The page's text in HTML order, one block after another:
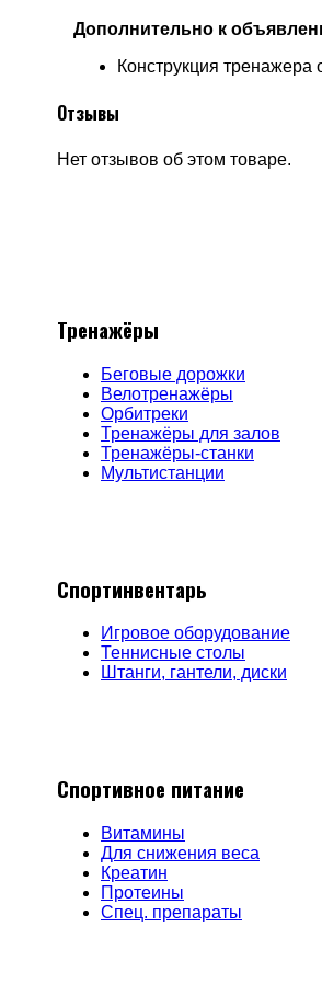
Дополнительно к
Конструкция
Отзывы
Нет отзывов об этом товаре.
Тренажёры
Беговые дорожки
Велотренажёры
Орбитреки
Тренажёры для залов
Тренажёры-станки
Мультистанции
Спортинвентарь
Игровое оборудование
Теннисные столы
Штанги, гантели, диски
Спортивное питание
Витамины
Для снижения веса
Креатин
Протеины
Спец. препараты